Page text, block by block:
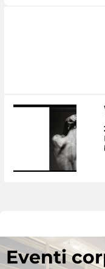
Eventi